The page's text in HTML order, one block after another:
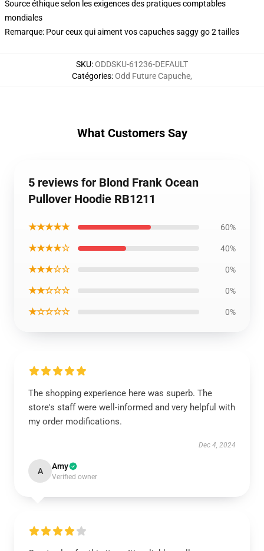
Source éthique selon les exigences des pratiques comptables
mondiales
Remarque: Pour ceux qui aiment vos capuches saggy go 2 tailles
SKU:ODDSKU-61236-DEFAULT
Catégories:Odd Future Capuche,
What Customers Say
5 reviews for Blond Frank Ocean
Pullover Hoodie RB1211
★★★★★ 60%
★★★★☆ 40%
★★★☆☆ 0%
★★☆☆☆ 0%
★☆☆☆☆ 0%
The shopping experience here was superb. The
store's staff were well-informed and very helpful with
my order modifications.
Dec 4, 2024
A Amy
Verified owner